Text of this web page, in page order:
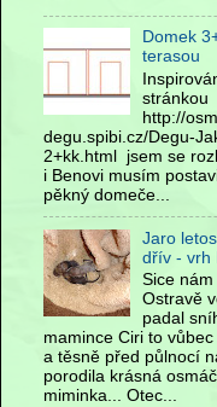
Domek
terasou
stránkou
http://
degu.spibi.cz/Degu-
2+kk.html jsem se
i Benovi musím
pěkný domeče...
Jaro
dřív - vrh
Sice nám
Ostravě
padal
mamince Ciri to
a těsně před půlnocí
porodila krásná
miminka... Otec...